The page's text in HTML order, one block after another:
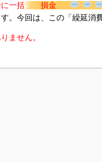
一括 損金
。今回は、この「繰延消
ません。